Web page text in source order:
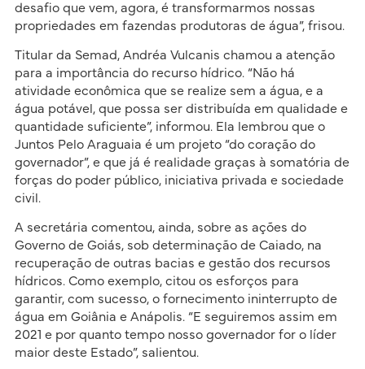
desafio que vem, agora, é transformarmos nossas
propriedades em fazendas produtoras de água”, frisou.
Titular da Semad, Andréa Vulcanis chamou a atenção
para a importância do recurso hídrico. “Não há
atividade econômica que se realize sem a água, e a
água potável, que possa ser distribuída em qualidade e
quantidade suficiente”, informou. Ela lembrou que o
Juntos Pelo Araguaia é um projeto “do coração do
governador”, e que já é realidade graças à somatória de
forças do poder público, iniciativa privada e sociedade
civil.
A secretária comentou, ainda, sobre as ações do
Governo de Goiás, sob determinação de Caiado, na
recuperação de outras bacias e gestão dos recursos
hídricos. Como exemplo, citou os esforços para
garantir, com sucesso, o fornecimento ininterrupto de
água em Goiânia e Anápolis. “E seguiremos assim em
2021 e por quanto tempo nosso governador for o líder
maior deste Estado”, salientou.